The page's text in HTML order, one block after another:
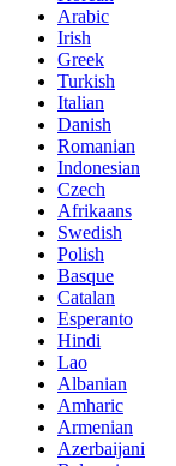
Arabic
Irish
Greek
Turkish
Italian
Danish
Romanian
Indonesian
Czech
Afrikaans
Swedish
Polish
Basque
Catalan
Esperanto
Hindi
Lao
Albanian
Amharic
Armenian
Azerbaijani